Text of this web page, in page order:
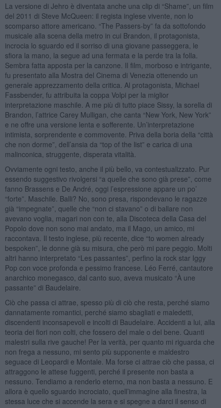
La versione di Jehro è diventata anche una clip di “Shame”, un film
del 2011 di Steve McQueen: il regista inglese vivente, non lo
scomparso attore americano. “The Passers-by” fa da sottofondo
musicale alla scena della metro in cui Brandon, il protagonista,
incrocia lo sguardo ed il sorriso di una giovane passeggera, le
sfiora la mano, la segue ad una fermata e la perde tra la folla.
Sembra fatta apposta per la canzone. Il film, morboso e intrigante,
fu presentato alla Mostra del Cinema di Venezia ottenendo un
generale apprezzamento della critica. Al protagonista, Michael
Fassbender, fu attribuita la coppa Volpi per la miglior
interpretazione maschile. A me più di tutto piace Sissy, la sorella di
Brandon, l’attrice Carey Mulligan, che canta “New York, New York”
e ne offre una versione lenta e sofferente. Un’interpretazione
intimista, sorprendente e commovente. Priva della boria della “città
che non dorme”, dell’ansia da “top of the list” e carica di una
malinconica, struggente, disperata vitalità.
Ovviamente ogni testo, anche il più bello, va contestualizzato. Pur
essendo suggestivo rivolgersi “a quelle che sono già prese”, come
fanno Brassens e De André, oggi l’espressione appare un po’
“forte”. Maschile. Balli? No, sono presa, rispondevano le ragazze
già “impegnate”, quelle che “non ci stavano” o di ballare non
avevano voglia, magari non con te, alla Discoteca della Casa del
Popolo dove non sono mai andato, ma il Mago, un amico, mi
raccontava. Il testo inglese, più recente, dice “to women already
bespoken”, le donne già su misura, che però mi pare peggio. Molti
altri hanno interpretato “Les passantes”, perfino la rock star Iggy
Pop con voce profonda e pessimo francese. Léo Ferré, cantautore
anarchico monegasco, dal canto suo, aveva musicato “À une
passante” di Baudelaire.
Ciò che passa ci attrae, spesso più di ciò che resta, perché siamo
dannatamente romantici, perché siamo sbagliati e maledetti,
discendenti inconsapevoli e incolti di Baudelaire. Accidenti a lui, alla
teoria dei fiori non colti, che fossero del male o del bene. Quanti
malestri sulla rive gauche! Per la verità, per quanto mi riguarda che
non frega a nessuno, mi sento più supponente e maldestro
seguace di Leopardi e Montale. Ma forse ci attrae ciò che passa, ci
attraggono le attese fuggenti, perché il presente non basta a
nessuno. Tendiamo a renderlo eterno, ma non basta a nessuno. E
allora è quello sguardo incrociato, quell’immagine alla finestra, la
stessa luce che si accende la sera e si spegne a darci il senso di